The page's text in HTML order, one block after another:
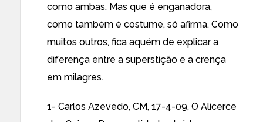
como ambas. Mas que é enganadora,
como também é costume, só afirma. Como
muitos outros, fica aquém de explicar a
diferença entre a superstição e a crença
em milagres.
1- Carlos Azevedo, CM, 17-4-09, O Alicerce